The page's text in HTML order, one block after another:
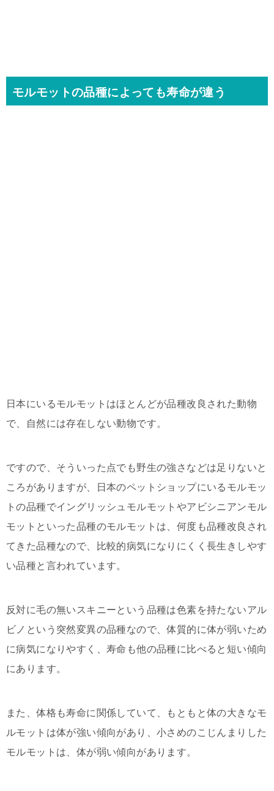
モルモットの品種によっても寿命が違う
日本にいるモルモットはほとんどが品種改良された動物
で、自然には存在しない動物です。
ですので、そういった点でも野生の強さなどは足りないと
ころがありますが、日本のペットショップにいるモルモッ
トの品種でイングリッシュモルモットやアビシニアンモル
モットといった品種のモルモットは、何度も品種改良され
てきた品種なので、比較的病気になりにくく長生きしやす
い品種と言われています。
反対に毛の無いスキニーという品種は色素を持たないアル
ビノという突然変異の品種なので、体質的に体が弱いため
に病気になりやすく、寿命も他の品種に比べると短い傾向
にあります。
また、体格も寿命に関係していて、もともと体の大きなモ
ルモットは体が強い傾向があり、小さめのこじんまりした
モルモットは、体が弱い傾向があります。